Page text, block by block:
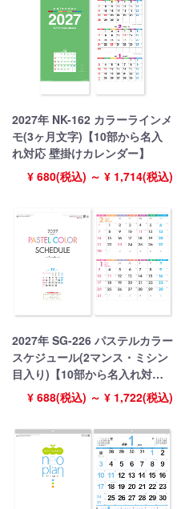
2027年 NK-162 カラーラインメ
モ(3ヶ月文字)【10部から名入
れ対応 壁掛けカレンダー】
¥ 680(税込) ～ ¥ 1,714(税込)
2027年 SG-226 パステルカラー
スケジュール(2マンス・ミシン
目入り)【10部から名入れ対
応】【壁掛けカレンダー】
¥ 688(税込) ～ ¥ 1,722(税込)